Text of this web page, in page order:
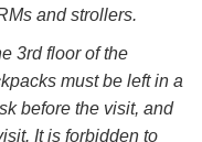
and strollers.
3rd floor of the
must be left in a
before the visit, and
It is forbidden to